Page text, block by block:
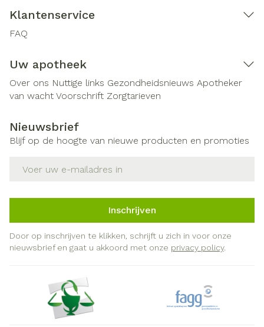
Klantenservice
FAQ
Uw apotheek
Over ons Nuttige links Gezondheidsnieuws Apotheker
van wacht Voorschrift Zorgtarieven
Nieuwsbrief
Blijf op de hoogte van nieuwe producten en promoties
Inschrijven
Door op inschrijven te klikken, schrijft u zich in voor onze
nieuwsbrief en gaat u akkoord met onze privacy policy.